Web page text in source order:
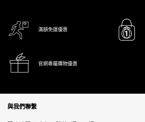
滿額免運優惠
官網專屬購物優惠
與我們聯繫